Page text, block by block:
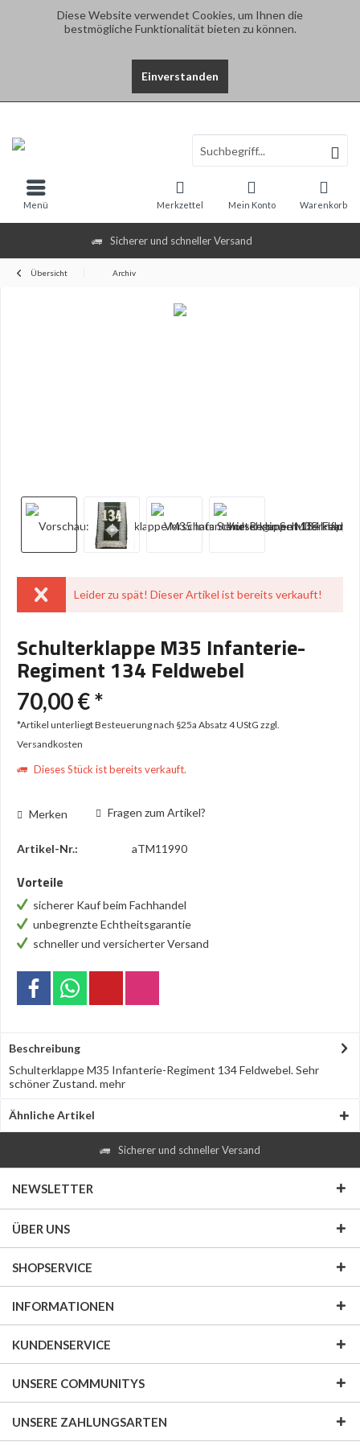
Diese Website verwendet Cookies, um Ihnen die
bestmögliche Funktionalität bieten zu können.
Einverstanden
Sicherer und schneller Versand
Warenkorb
Merkzettel Mein Konto
Menü
Übersicht Archiv
Leider zu spät! Dieser Artikel ist bereits verkauft!
Schulterklappe M35 Infanterie-
Regiment 134 Feldwebel
70,00 € *
*Artikel unterliegt Besteuerung nach §25a Absatz 4 UStG zzgl.
Versandkosten
Dieses Stück ist bereits verkauft.
Merken Fragen zum Artikel?
Artikel-Nr.: aTM11990
Vorteile
sicherer Kauf beim Fachhandel
unbegrenzte Echtheitsgarantie
schneller und versicherter Versand
Beschreibung
Schulterklappe M35 Infanterie-Regiment 134 Feldwebel. Sehr
schöner Zustand.mehr
Ähnliche Artikel
Sicherer und schneller Versand
NEWSLETTER
ÜBER UNS
SHOPSERVICE
INFORMATIONEN
KUNDENSERVICE
UNSERE COMMUNITYS
UNSERE ZAHLUNGSARTEN